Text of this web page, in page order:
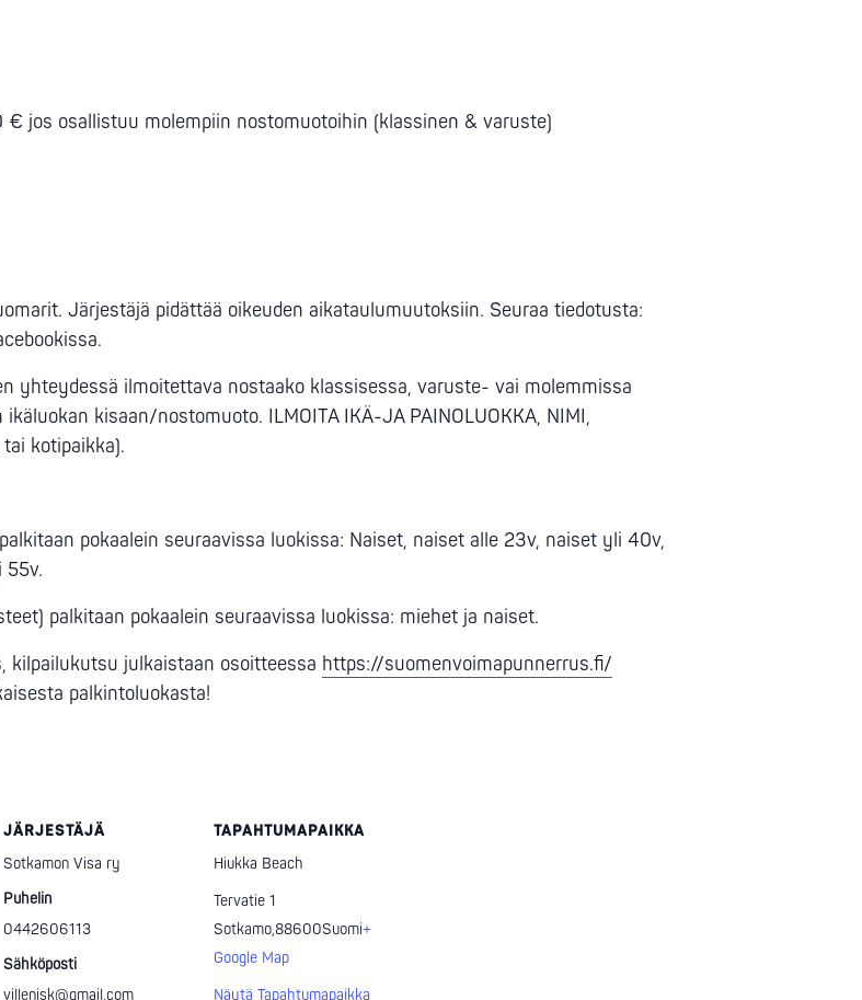
jos osallistuu molempiin nostomuotoihin (klassinen & varuste)
Järjestäjä pidättää oikeuden aikataulumuutoksiin. Seuraa tiedotusta:
yhteydessä ilmoitettava nostaako klassisessa, varuste- vai molemmissa
kisaan/nostomuoto. ILMOITA IKÄ-JA PAINOLUOKKA, NIMI,
kotipaikka).
pokaalein seuraavissa luokissa: Naiset, naiset alle 23v, naiset yli 40v,
55v.
palkitaan pokaalein seuraavissa luokissa: miehet ja naiset.
kilpailukutsu julkaistaan osoitteessa https://suomenvoimapunnerrus.fi/
palkintoluokasta!
JÄRJESTÄJÄ
Sotkamon Visa ry
Puhelin
0442606113
Sähköposti
villenisk@gmail.com
TAPAHTUMAPAIKKA
Hiukka Beach
Tervatie 1
Sotkamo,88600Suomi+
Google Map
Näytä Tapahtumapaikka